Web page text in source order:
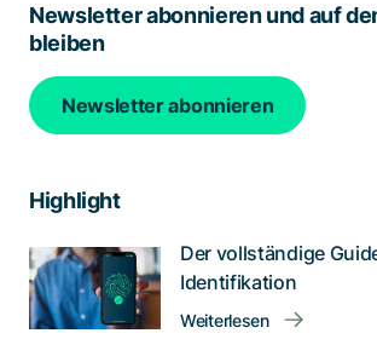
Newsletter abonnieren und auf
bleiben
Newsletter abonnieren
Highlight
Der vollständige
Identifikation
Weiterlesen